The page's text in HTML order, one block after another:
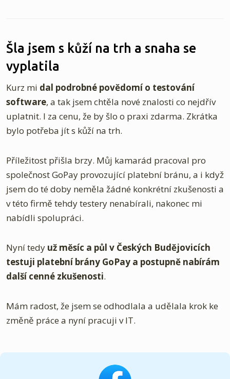
Šla jsem s kůží na trh a snaha se
vyplatila
Kurz mi dal podrobné povědomí o testování
software, a tak jsem chtěla nové znalosti co nejdřív
uplatnit. I za cenu, že by šlo o praxi zdarma. Zkrátka
bylo potřeba jít s kůží na trh.
Příležitost přišla brzy. Můj kamarád pracoval pro
společnost GoPay provozující platební bránu, a i když
jsem do té doby neměla žádné konkrétní zkušenosti a
v této firmě tehdy testery nenabírali, nakonec mi
nabídli spolupráci.
Nyní tedy už měsíc a půl v Českých Budějovicích
testuji platební brány GoPay a postupně nabírám
další cenné zkušenosti.
Mám radost, že jsem se odhodlala a udělala krok ke
změně práce a nyní pracuji v IT.